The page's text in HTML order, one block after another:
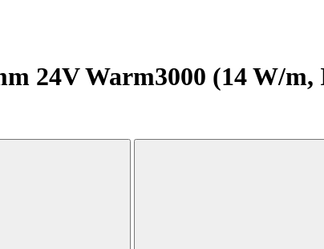
24V Warm3000 (14 W/m,